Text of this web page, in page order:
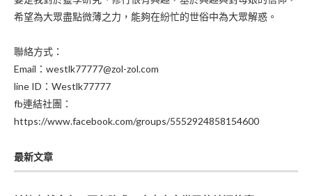
希望為大眾盡點微薄之力，能夠在紛忙的世俗中為大眾解惑。
聯絡方式：
Email：westlk77777@zol-zol.com
line ID：Westlk77777
fb連結社團：
https://www.facebook.com/groups/5552924858154600
最新文章